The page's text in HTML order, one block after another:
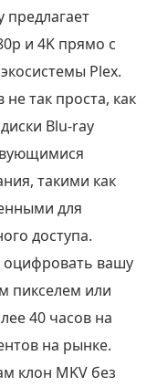
и 4K прямо с
Plex.
так проста, как
Blu-ray
такими как
для
доступа.
вашу
пикселем или
40 часов на
на рынке.
клон MKV без